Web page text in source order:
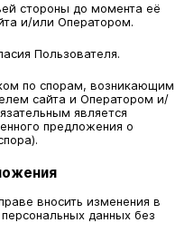
стороны до момента её
и/или Оператором.
Пользователя.
по спорам, возникающим
сайта и Оператором и/
является
предложения о
вносить изменения в
данных без